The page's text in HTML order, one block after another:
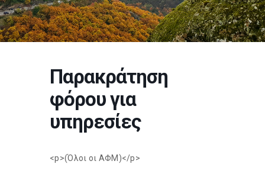
Παρακράτηση
φόρου για
υπηρεσίες
<p>(Όλοι οι ΑΦΜ)</p>